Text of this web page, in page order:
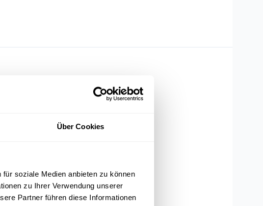
Über Cookies
soziale Medien anbieten zu können
zu Ihrer Verwendung unserer
Partner führen diese Informationen